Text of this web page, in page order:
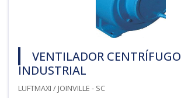
VENTILADOR CENTRÍFUGO
INDUSTRIAL
LUFTMAXI / JOINVILLE - SC